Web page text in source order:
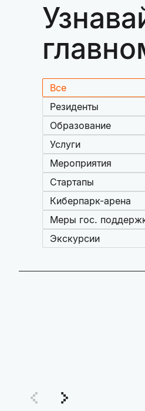
Все
Резиденты
Образование
Услуги
Мероприятия
Стартапы
Киберпарк-арена
Меры гос.
Экскурсии